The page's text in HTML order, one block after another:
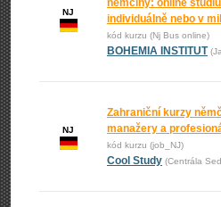
NJ
němčiny: online
individuálně nebo v
kód kurzu (Nj Bus online)
BOHEMIA INSTITUT
NJ
Zahraniční kurzy
manažery a
kód kurzu (job_NJ)
Cool Study (Centrála